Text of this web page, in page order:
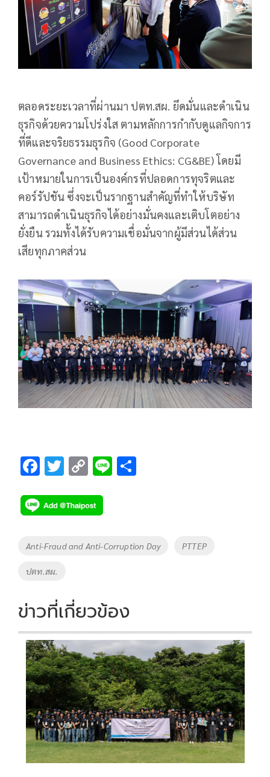
ตลอดระยะเวลาที่ผ่านมา ปตท.สผ. ยึดมั่นและดำเนิน
ธุรกิจด้วยความโปร่งใส ตามหลักการกำกับดูแลกิจการ
ที่ดีและจริยธรรมธุรกิจ (Good Corporate
Governance and Business Ethics: CG&BE) โดยมี
เป้าหมายในการเป็นองค์กรที่ปลอดการทุจริตและ
คอร์รัปชัน ซึ่งจะเป็นรากฐานสำคัญที่ทำให้บริษัท
สามารถดำเนินธุรกิจได้อย่างมั่นคงและเติบโตอย่าง
ยั่งยืน รวมทั้งได้รับความเชื่อมั่นจากผู้มีส่วนได้ส่วน
เสียทุกภาคส่วน
F
e
b
o
k
T
tt
er
C
p
y
Li
Li
Tags
Anti-Fraud and Anti-Corruption Day PTTEP
ปตท.สผ.
ข่าวที่เกี่ยวข้อง